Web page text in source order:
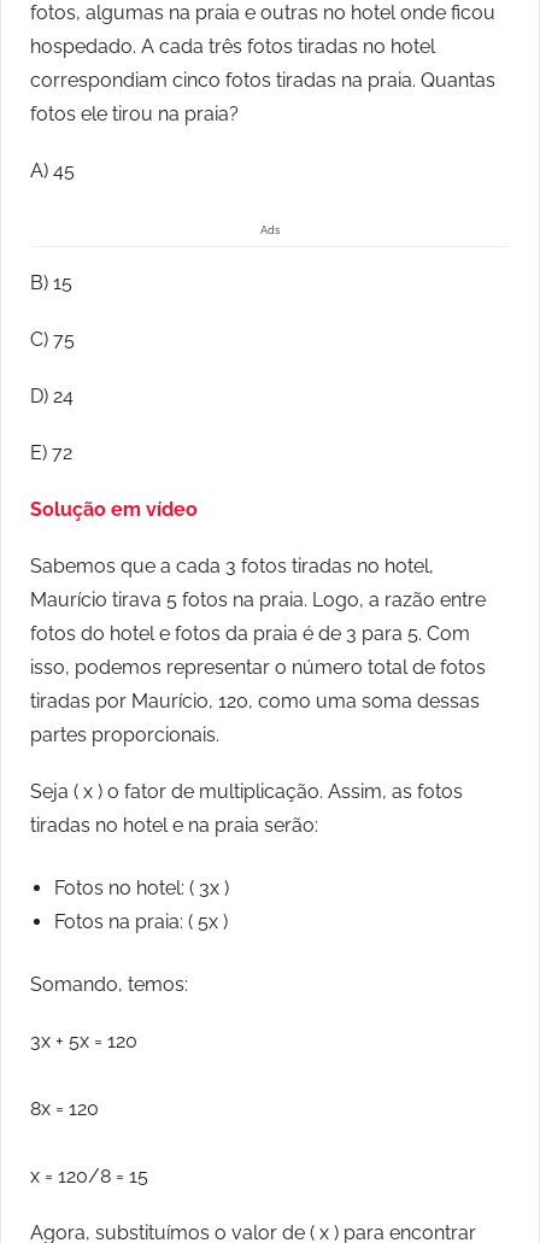
fotos, algumas na praia e outras no hotel onde ficou
hospedado. A cada três fotos tiradas no hotel
correspondiam cinco fotos tiradas na praia. Quantas
fotos ele tirou na praia?
A) 45
Ads
B) 15
C) 75
D) 24
E) 72
Solução em vídeo
Sabemos que a cada 3 fotos tiradas no hotel,
Maurício tirava 5 fotos na praia. Logo, a razão entre
fotos do hotel e fotos da praia é de 3 para 5. Com
isso, podemos representar o número total de fotos
tiradas por Maurício, 120, como uma soma dessas
partes proporcionais.
Seja ( x ) o fator de multiplicação. Assim, as fotos
tiradas no hotel e na praia serão:
Fotos no hotel: ( 3x )
Fotos na praia: ( 5x )
Somando, temos:
3x + 5x = 120
8x = 120
x = 120/8 = 15
Agora, substituímos o valor de ( x ) para encontrar